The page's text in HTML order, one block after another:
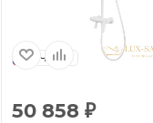
Чехия
50 858 ₽